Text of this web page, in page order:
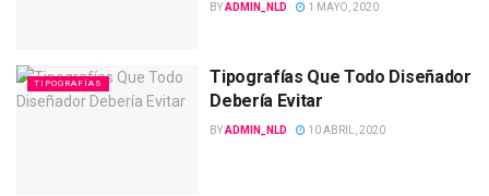
BYADMIN_NLD 1 MAYO, 2020
TIPOGRAFÍAS
Tipografías Que Todo Diseñador
Debería Evitar
BYADMIN_NLD 10 ABRIL, 2020